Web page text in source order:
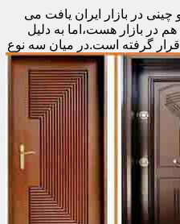
در بازار ایران یافت می
در بازار هست،اما به دلیل
قرار گرفته است.در میان سه نوع